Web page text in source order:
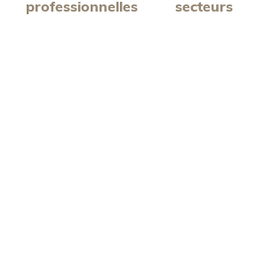
professionnelles
secteurs